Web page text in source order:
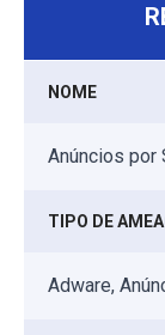
NOME
Anúncios por
TIPO DE
Adware,